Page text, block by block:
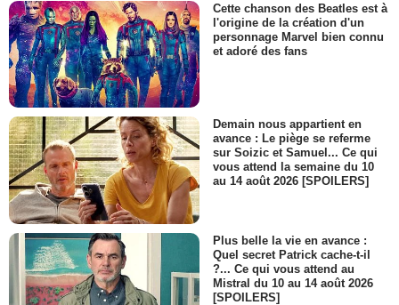
Cette chanson des Beatles est à
l'origine de la création d'un
personnage Marvel bien connu
et adoré des fans
Demain nous appartient en
avance : Le piège se referme
sur Soizic et Samuel... Ce qui
vous attend la semaine du 10
au 14 août 2026 [SPOILERS]
Plus belle la vie en avance :
Quel secret Patrick cache-t-il
?... Ce qui vous attend au
Mistral du 10 au 14 août 2026
[SPOILERS]